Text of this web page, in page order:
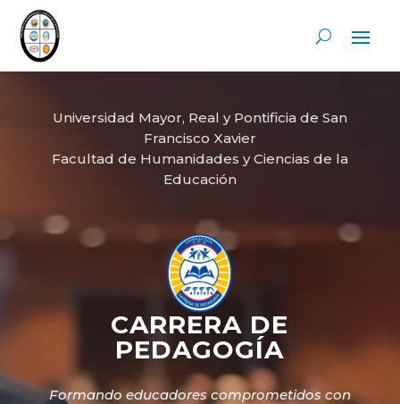
Universidad Mayor, Real y Pontificia de San
Francisco Xavier
Facultad de Humanidades y Ciencias de la
Educación
CARRERA DE
PEDAGOGÍA
Formando educadores comprometidos con